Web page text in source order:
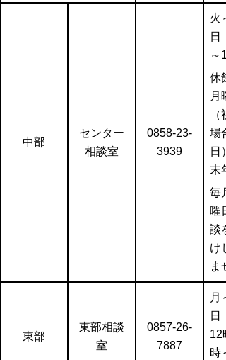
中部
センター
相談室
0858-23-
3939
火
日
～
休
月
（
場
日）
末
毎
曜
談
け
ま
東部
東部相談
室
0857-26-
7887
月
日
12
時